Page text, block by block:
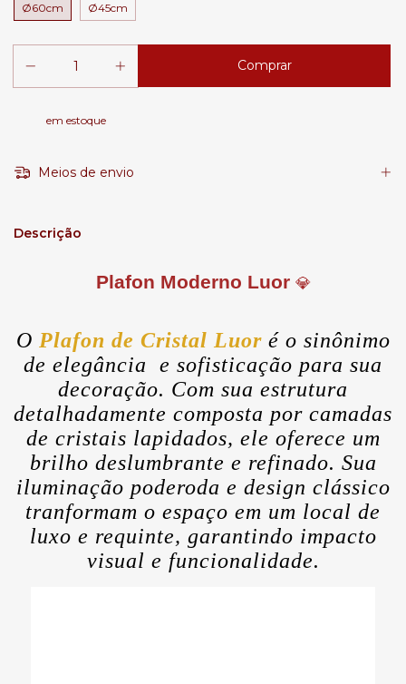
Ø60cm Ø45cm
em estoque
Meios de envio
Descrição
Plafon Moderno Luor 💎
O Plafon de Cristal Luoré o sinônimo
de elegância e sofisticação para sua
decoração. Com sua estrutura
detalhadamente composta por camadas
de cristais lapidados, ele oferece um
brilho deslumbrante e refinado. Sua
iluminação poderoda e design clássico
tranformam o espaço em um local de
luxo e requinte, garantindo impacto
visual e funcionalidade.